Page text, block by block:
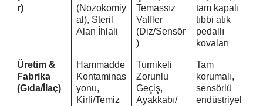
r)
(Nozokomiy
al), Steril
Alan İhlali
Temassız
Valfler
(Diz/Sensör
)
tam kapalı
tıbbi atık
pedallı
kovaları
Üretim &
Fabrika
(Gıda/İlaç)
Hammadde
Kontaminas
yonu,
Kirli/Temiz
Turnikeli
Zorunlu
Geçiş,
Ayakkabı/
Tam
korumalı,
sensörlü
endüstriyel